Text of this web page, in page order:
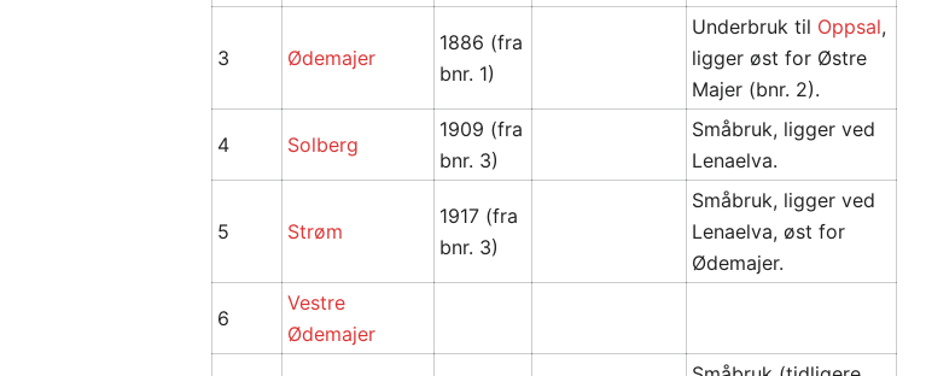
3 Ødemajer
1886 (fra
bnr. 1)
Underbruk til Oppsal,
ligger øst for Østre
Majer (bnr. 2).
4 Solberg
1909 (fra
bnr. 3)
Småbruk, ligger ved
Lenaelva.
5 Strøm
1917 (fra
bnr. 3)
Småbruk, ligger ved
Lenaelva, øst for
Ødemajer.
6
Vestre
Ødemajer